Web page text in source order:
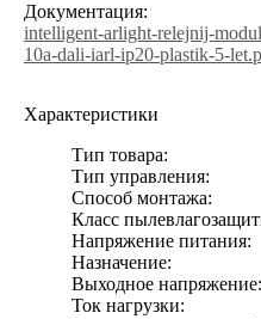
Документация:
intelligent-arlight-relejnij-
10a-dali-iarl-ip20-plastik-5-
Характеристики
Тип товара:
Тип управления:
Способ монтажа:
Класс
Напряжение питания:
Назначение:
Выходное напряжение:
Ток нагрузки: